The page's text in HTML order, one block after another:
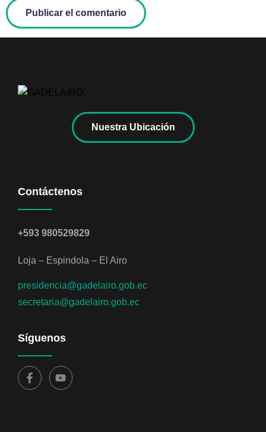
Nuestra Ubicación
Contáctenos
+593 980529829
Loja – Espindola – El Airo
presidencia@gadelairo.gob.ec
secretaria@gadelairo.gob.ec
Síguenos